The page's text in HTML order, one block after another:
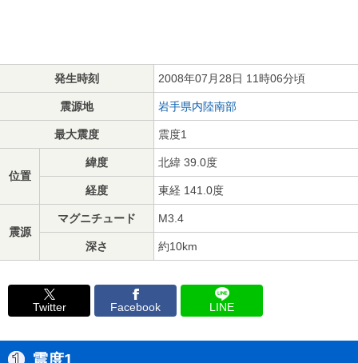
発生時刻 2008年07月28日 11時06分頃
震源地 岩手県内陸南部
最大震度 震度1
位置
緯度 北緯 39.0度
経度 東経 141.0度
震源
マグニチュード M3.4
深さ 約10km
Twitter Facebook LINE